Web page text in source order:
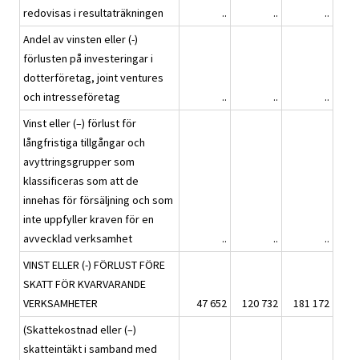
redovisas i resultaträkningen
.. ..
..
Andel av vinsten eller (-)
förlusten på investeringar i
dotterföretag, joint ventures
och intresseföretag
.. ..
..
Vinst eller (–) förlust för
långfristiga tillgångar och
avyttringsgrupper som
klassificeras som att de
innehas för försäljning och som
inte uppfyller kraven för en
avvecklad verksamhet
.. ..
..
VINST ELLER (-) FÖRLUST FÖRE
SKATT FÖR KVARVARANDE
VERKSAMHETER
47 652 120 732
181 172
(Skattekostnad eller (–)
skatteintäkt i samband med